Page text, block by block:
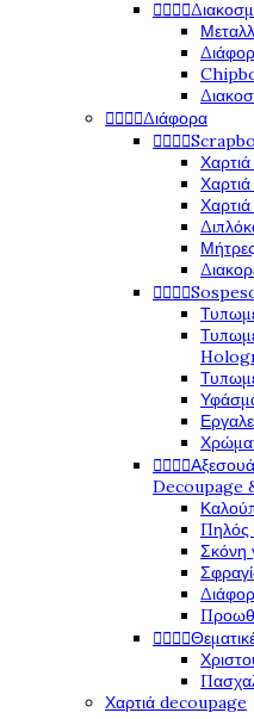
   
   Διάφορα
   
Μήτρες
   
   
Decoupage
Πηλός
Σκόνη
   
Χαρτιά decoupage